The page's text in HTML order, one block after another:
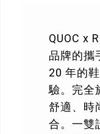
QUOC x
品牌的攜
20 年的
驗。完全
舒適、時
合。一雙